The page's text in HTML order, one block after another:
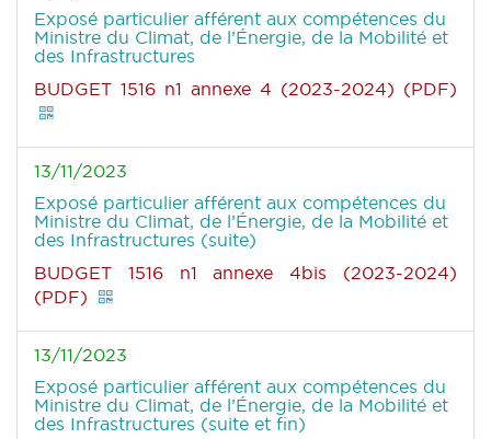
Exposé particulier afférent aux compétences du
Ministre du Climat, de l’Énergie, de la Mobilité et
des Infrastructures
BUDGET 1516 n1 annexe 4 (2023-2024) (PDF)
13/11/2023
Exposé particulier afférent aux compétences du
Ministre du Climat, de l’Énergie, de la Mobilité et
des Infrastructures (suite)
BUDGET 1516 n1 annexe 4bis (2023-2024)
(PDF)
13/11/2023
Exposé particulier afférent aux compétences du
Ministre du Climat, de l’Énergie, de la Mobilité et
des Infrastructures (suite et fin)